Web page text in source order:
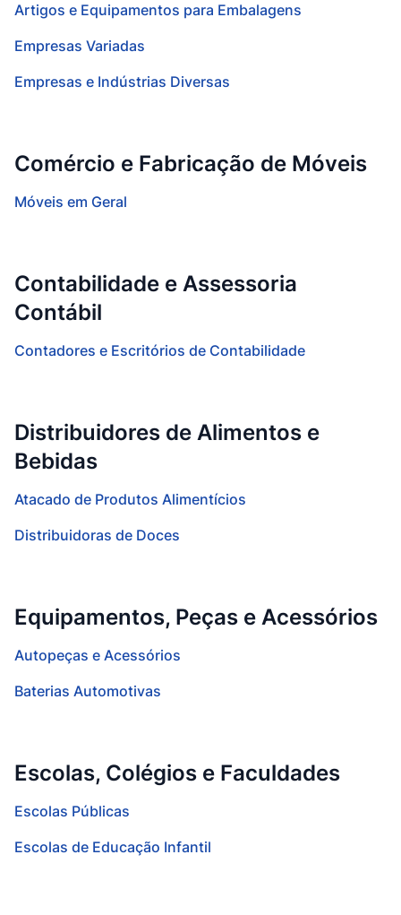
Artigos e Equipamentos para Embalagens
Empresas Variadas
Empresas e Indústrias Diversas
Comércio e Fabricação de Móveis
Móveis em Geral
Contabilidade e Assessoria
Contábil
Contadores e Escritórios de Contabilidade
Distribuidores de Alimentos e
Bebidas
Atacado de Produtos Alimentícios
Distribuidoras de Doces
Equipamentos, Peças e Acessórios
Autopeças e Acessórios
Baterias Automotivas
Escolas, Colégios e Faculdades
Escolas Públicas
Escolas de Educação Infantil